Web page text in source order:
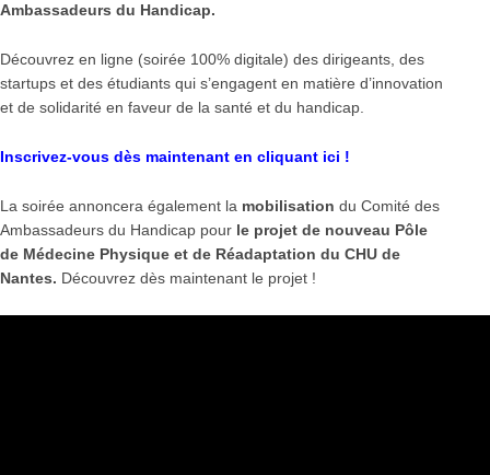
Ambassadeurs du Handicap.
Découvrez en ligne (soirée 100% digitale) des dirigeants, des
startups et des étudiants qui s’engagent en matière d’innovation
et de solidarité en faveur de la santé et du handicap.
Inscrivez-vous dès maintenant en cliquant ici !
La soirée annoncera également la mobilisation du Comité des
Ambassadeurs du Handicap pour le projet de nouveau Pôle
de Médecine Physique et de Réadaptation du CHU de
Nantes. Découvrez dès maintenant le projet !